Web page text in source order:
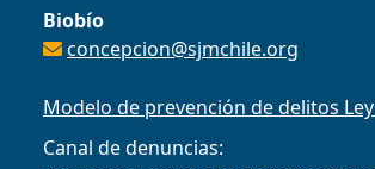
Biobío
concepcion@sjmchile.org
Modelo de prevención de delitos
Canal de denuncias: